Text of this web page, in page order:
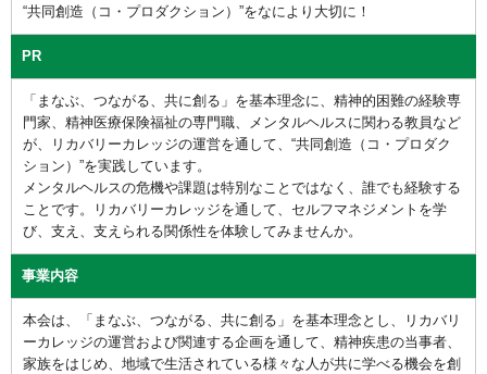
“共同創造（コ・プロダクション）”をなにより大切に！
PR
「まなぶ、つながる、共に創る」を基本理念に、精神的困難の経験専
門家、精神医療保険福祉の専門職、メンタルヘルスに関わる教員など
が、リカバリーカレッジの運営を通して、“共同創造（コ・プロダク
ション）”を実践しています。
メンタルヘルスの危機や課題は特別なことではなく、誰でも経験する
ことです。リカバリーカレッジを通して、セルフマネジメントを学
び、支え、支えられる関係性を体験してみませんか。
事業内容
本会は、「まなぶ、つながる、共に創る」を基本理念とし、リカバリ
ーカレッジの運営および関連する企画を通して、精神疾患の当事者、
家族をはじめ、地域で生活されている様々な人が共に学べる機会を創